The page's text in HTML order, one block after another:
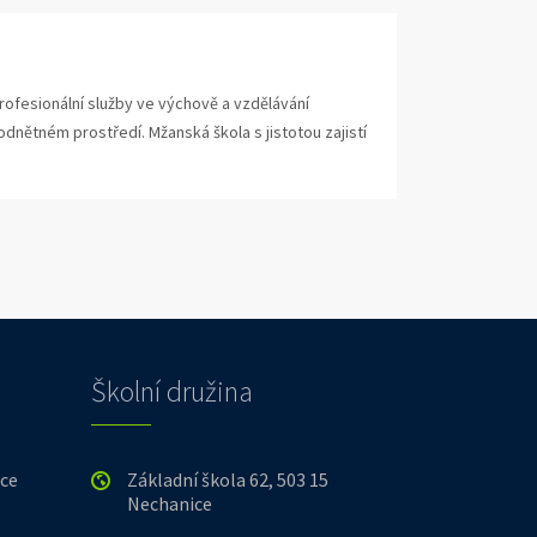
služby ve výchově a vzdělávání
prostředí. Mžanská škola s jistotou zajistí
Školní družina
Základní škola 62, 503 15
Nechanice